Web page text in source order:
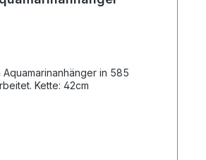
Aquamarinanhänger in 585
Kette: 42cm